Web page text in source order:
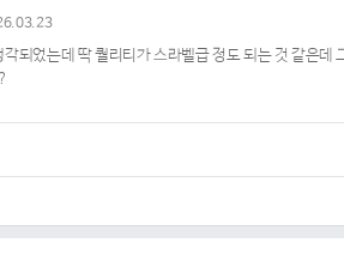
되었는데 딱 퀄리티가 스라벨급 정도 되는 것 같은